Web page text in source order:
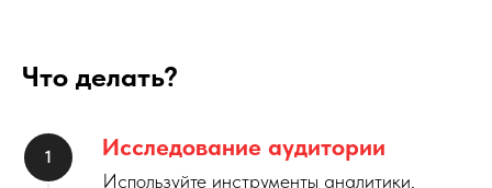
Что делать?
Исследование аудитории
Используйте инструменты аналитики,